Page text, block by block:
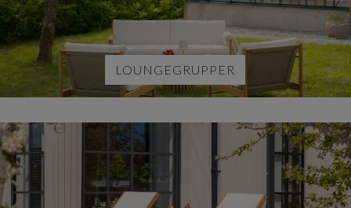
LOUNGEGRUPPER